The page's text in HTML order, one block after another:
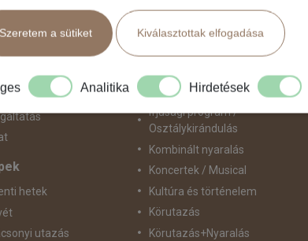
Drive
hetek
utazás
Egzotikus út
Fesztiválok
Golfút
Gyalogtúra
Hajóút
Ifjúsági program /
Osztálykirándulás
Kombinált nyaralás
Koncertek / Musical
Kultúra és történelem
Körutazás
Körutazás+Nyaralás
Szeretem a sütiket Kiválasztottak elfogadása
Analitika Hirdetések